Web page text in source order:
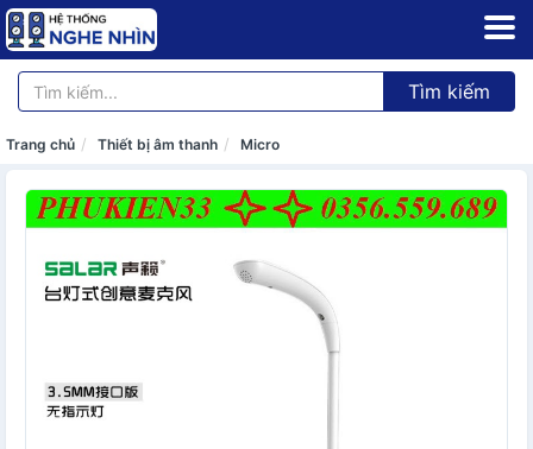
Tìm kiếm
Trang chủ Thiết bị âm thanh Micro